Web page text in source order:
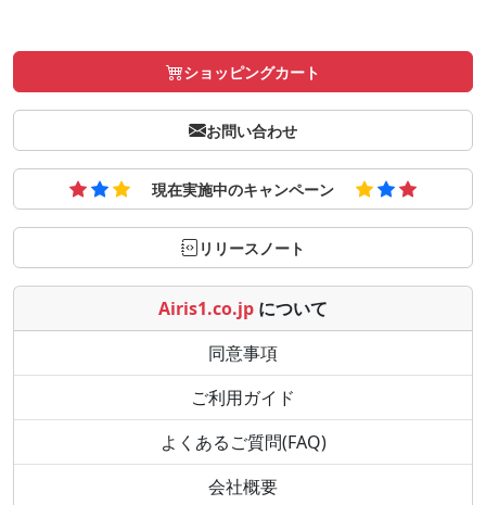
ショッピングカート
お問い合わせ
現在実施中のキャンペーン
リリースノート
Airis1.co.jp について
同意事項
ご利用ガイド
よくあるご質問(FAQ)
会社概要